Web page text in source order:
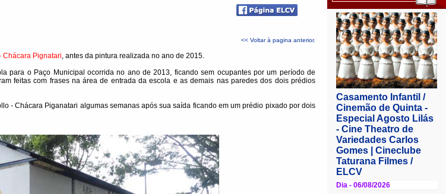
<< Voltar à pagina anterior.
Chácara Pignatari, antes da pintura realizada no ano de 2015.
para o Paço Municipal ocorrida no ano de 2013, ficando sem ocupantes por um período de
feitas com frases na área de entrada da escola e as demais nas paredes dos dois prédios
- Chácara Piganatari algumas semanas após sua saída ficando em um prédio pixado por dois